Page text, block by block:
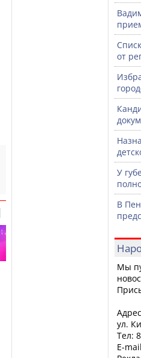
от
У
В
Мы
ул.
Тел:
E-